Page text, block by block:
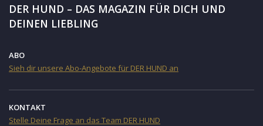
DER HUND – DAS MAGAZIN FÜR DICH UND
DEINEN LIEBLING
ABO
Sieh dir unsere Abo-Angebote für DER HUND an
KONTAKT
Stelle Deine Frage an das Team DER HUND